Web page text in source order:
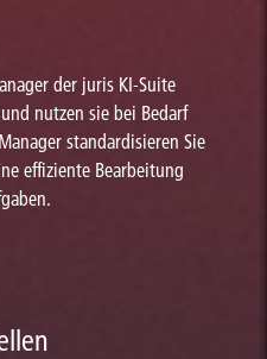
der juris KI-Suite
nutzen sie bei Bedarf
standardisieren Sie
effiziente Bearbeitung